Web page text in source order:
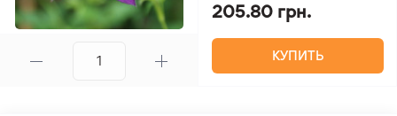
205.80 грн.
КУПИТЬ